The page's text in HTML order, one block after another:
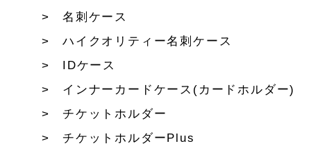
名刺ケース
ハイクオリティー名刺ケース
IDケース
インナーカードケース(カードホルダー)
チケットホルダー
チケットホルダーPlus